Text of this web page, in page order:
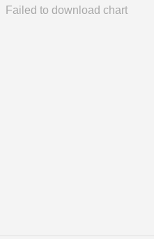
Failed to download chart